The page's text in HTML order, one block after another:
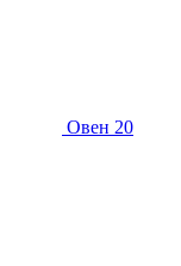
Овен 20